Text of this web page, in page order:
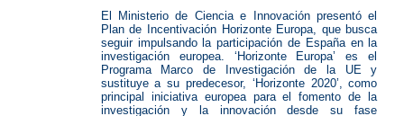
El Ministerio de Ciencia e Innovación presentó el
Plan de Incentivación Horizonte Europa, que busca
seguir impulsando la participación de España en la
investigación europea. ‘Horizonte Europa’ es el
Programa Marco de Investigación de la UE y
sustituye a su predecesor, ‘Horizonte 2020’, como
principal iniciativa europea para el fomento de la
investigación y la innovación desde su fase